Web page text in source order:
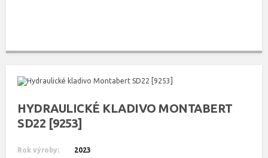
HYDRAULICKÉ KLADIVO MONTABERT
SD22 [9253]
Rok výroby: 2023